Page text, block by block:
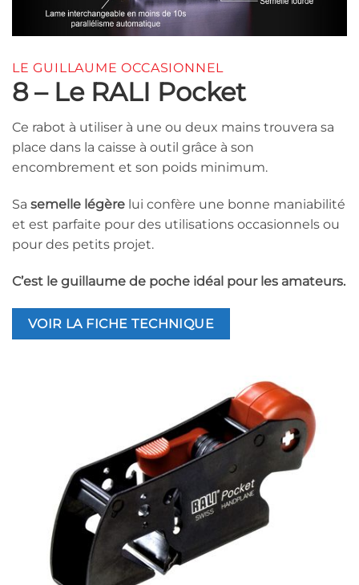
LE GUILLAUME OCCASIONNEL
8 – Le RALI Pocket
Ce rabot à utiliser à une ou deux mains trouvera sa
place dans la caisse à outil grâce à son
encombrement et son poids minimum.
Sa semelle légère lui confère une bonne maniabilité
et est parfaite pour des utilisations occasionnels ou
pour des petits projet.
C’est le guillaume de poche idéal pour les amateurs.
VOIR LA FICHE TECHNIQUE